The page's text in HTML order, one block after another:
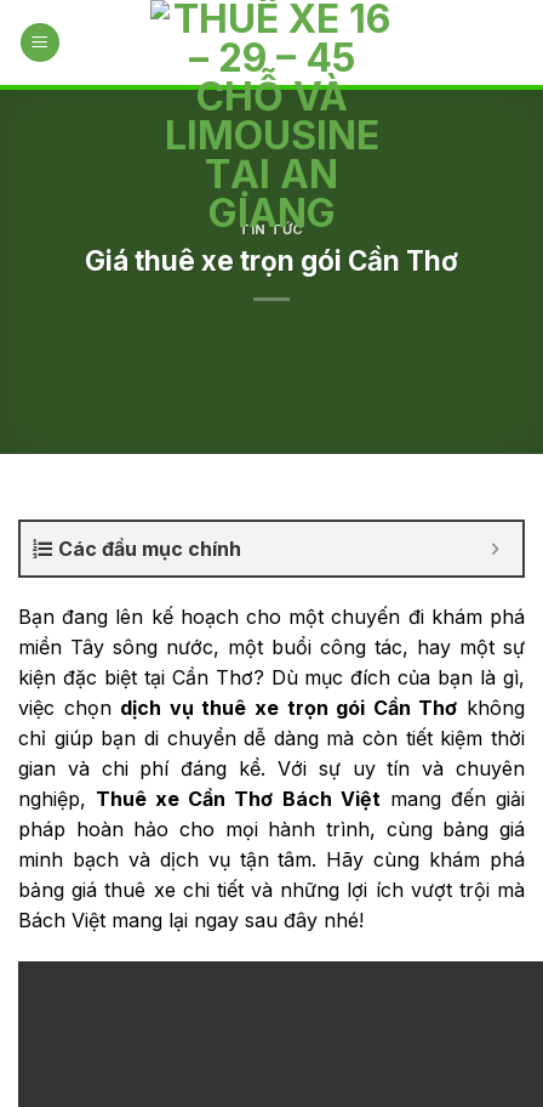
TIN TỨC
Giá thuê xe trọn gói Cần Thơ
Các đầu mục chính
Bạn đang lên kế hoạch cho một chuyến đi khám phá
miền Tây sông nước, một buổi công tác, hay một sự
kiện đặc biệt tại Cần Thơ? Dù mục đích của bạn là gì,
việc chọn dịch vụ thuê xe trọn gói Cần Thơ không
chỉ giúp bạn di chuyển dễ dàng mà còn tiết kiệm thời
gian và chi phí đáng kể. Với sự uy tín và chuyên
nghiệp, Thuê xe Cần Thơ Bách Việtmang đến giải
pháp hoàn hảo cho mọi hành trình, cùng bảng giá
minh bạch và dịch vụ tận tâm. Hãy cùng khám phá
bảng giá thuê xe chi tiết và những lợi ích vượt trội mà
Bách Việt mang lại ngay sau đây nhé!